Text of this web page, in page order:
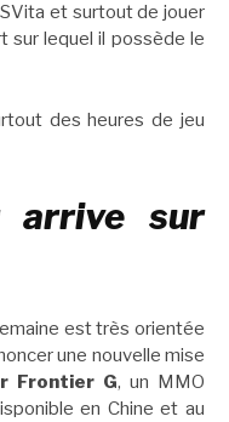
et surtout de jouer
sur lequel il possède le
des heures de jeu
arrive sur
est très orientée
une nouvelle mise
Frontier G, un MMO
en Chine et au